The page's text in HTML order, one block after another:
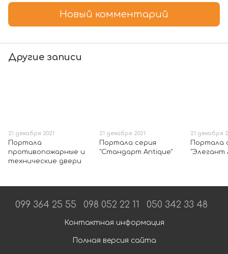
Новый комментарий
Другие записи
21 декабря 2021
Портала
противопожарные и
технические двери
21 декабря 2021
Портала серия
"Стандарт Antique"
21 декабря
Портала
"Элегант
099 364 25 55 098 052 22 11 050 342 33 48
Контактная информация
Полная версия сайта